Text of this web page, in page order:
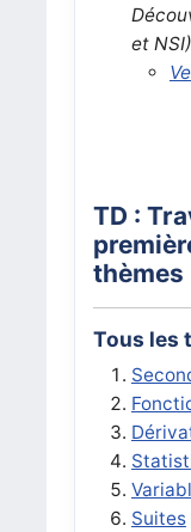
et NSI)
TD :
thèmes
Tous les
Suites